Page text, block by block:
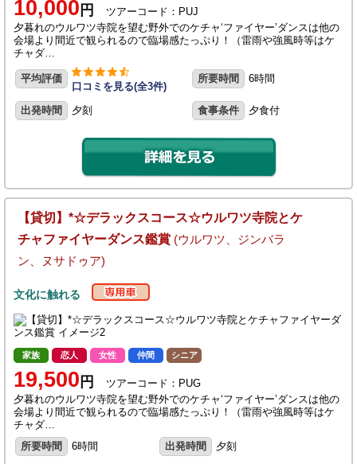
10,000 円
ツアーコード：PUJ
夕暮れのウルワツ寺院を望む野外でのケチャ‘ファイヤー’ダンスは他の
会場より間近で観られるので臨場感たっぷり！（雷雨や強風時等はケ
チャダ…
平均評価
口コミを見る(全3件)
所要時間 6時間
出発時間 夕刻 食事条件 夕食付
【貸切】*☆デラックスコース☆ウルワツ寺院とケ
チャファイヤーダンス鑑賞 (ウルワツ、ジンバラ
ン、ヌサドゥア)
文化に触れる
家族 恋人 女性 仲間 シニア
19,500 円
ツアーコード：PUG
夕暮れのウルワツ寺院を望む野外でのケチャ‘ファイヤー’ダンスは他の
会場より間近で観られるので臨場感たっぷり！（雷雨や強風時等はケ
チャダ…
所要時間
6時間 出発時間 夕刻